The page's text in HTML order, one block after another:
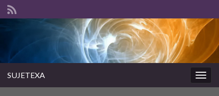
SUJETEXA